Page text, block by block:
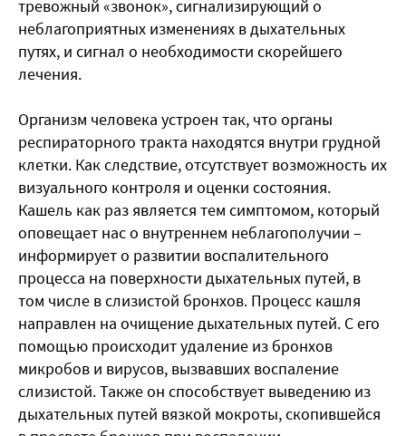
тревожный «звонок», сигнализирующий о
неблагоприятных изменениях в дыхательных
путях, и сигнал о необходимости скорейшего
лечения.
Организм человека устроен так, что органы
респираторного тракта находятся внутри грудной
клетки. Как следствие, отсутствует возможность их
визуального контроля и оценки состояния.
Кашель как раз является тем симптомом, который
оповещает нас о внутреннем неблагополучии –
информирует о развитии воспалительного
процесса на поверхности дыхательных путей, в
том числе в слизистой бронхов. Процесс кашля
направлен на очищение дыхательных путей. С его
помощью происходит удаление из бронхов
микробов и вирусов, вызвавших воспаление
слизистой. Также он способствует выведению из
дыхательных путей вязкой мокроты, скопившейся